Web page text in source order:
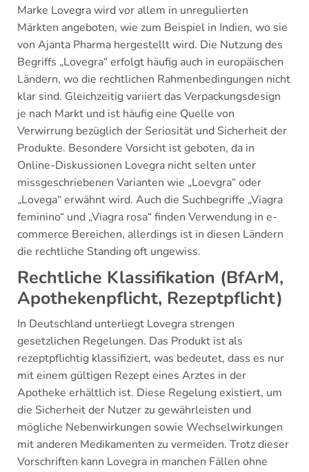
Marke Lovegra wird vor allem in unregulierten
Märkten angeboten, wie zum Beispiel in Indien, wo sie
von Ajanta Pharma hergestellt wird. Die Nutzung des
Begriffs „Lovegra“ erfolgt häufig auch in europäischen
Ländern, wo die rechtlichen Rahmenbedingungen nicht
klar sind. Gleichzeitig variiert das Verpackungsdesign
je nach Markt und ist häufig eine Quelle von
Verwirrung bezüglich der Seriosität und Sicherheit der
Produkte. Besondere Vorsicht ist geboten, da in
Online-Diskussionen Lovegra nicht selten unter
missgeschriebenen Varianten wie „Loevgra“ oder
„Lovega“ erwähnt wird. Auch die Suchbegriffe „Viagra
feminino“ und „Viagra rosa“ finden Verwendung in e-
commerce Bereichen, allerdings ist in diesen Ländern
die rechtliche Standing oft ungewiss.
Rechtliche Klassifikation (BfArM,
Apothekenpflicht, Rezeptpflicht)
In Deutschland unterliegt Lovegra strengen
gesetzlichen Regelungen. Das Produkt ist als
rezeptpflichtig klassifiziert, was bedeutet, dass es nur
mit einem gültigen Rezept eines Arztes in der
Apotheke erhältlich ist. Diese Regelung existiert, um
die Sicherheit der Nutzer zu gewährleisten und
mögliche Nebenwirkungen sowie Wechselwirkungen
mit anderen Medikamenten zu vermeiden. Trotz dieser
Vorschriften kann Lovegra in manchen Fällen ohne